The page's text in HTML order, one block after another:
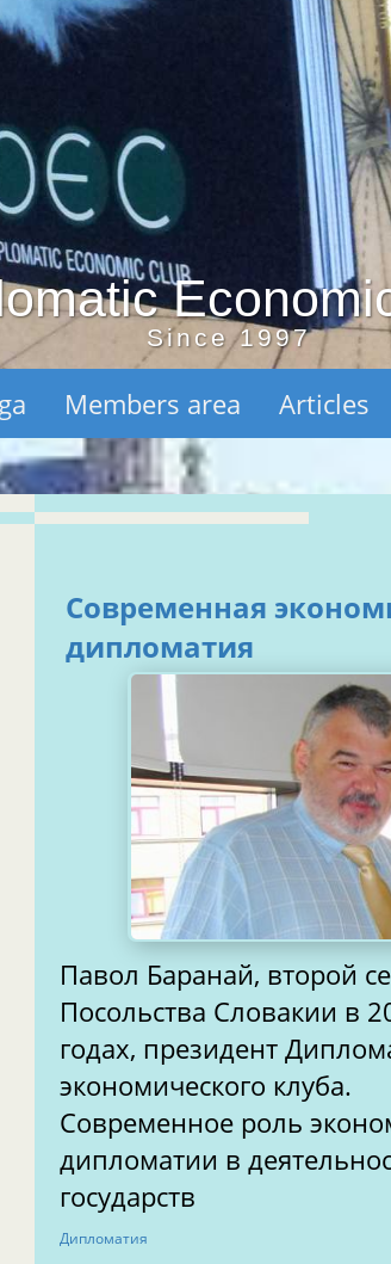
Since 1997
Members area Articles
Современная экономическая
дипломатия
Павол Баранай, второй
Посольства Словакии в 2008-2010
годах, президент
экономического клуба.
Современное роль
дипломатии в
государств
Дипломатия